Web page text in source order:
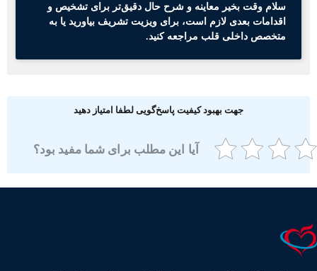
سلام وقت بخیر معاینه و شرح حال دقیق‌تر برای تشخیص و
اقدامات بعدی لازم است، برای ویزیت تشریف بیاورید یا به
متخصص داخلی قلب مراجعه کنید.
جهت بهبود کیفیت پاسخ‌گویی لطفا امتیاز دهید
آیا این مطلب برای شما مفید بود؟